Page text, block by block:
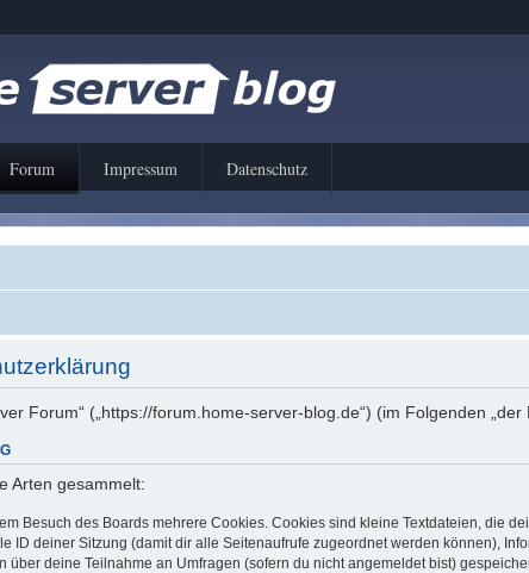
Forum Impressum Datenschutz
Forum“ („https://forum.home-server-blog.de“) (im Folgenden
Arten gesammelt:
Besuch des Boards mehrere Cookies. Cookies sind kleine Textdateien, die
ID deiner Sitzung (damit dir alle Seitenaufrufe zugeordnet werden können),
über deine Teilnahme an Umfragen (sofern du nicht angemeldet bist)